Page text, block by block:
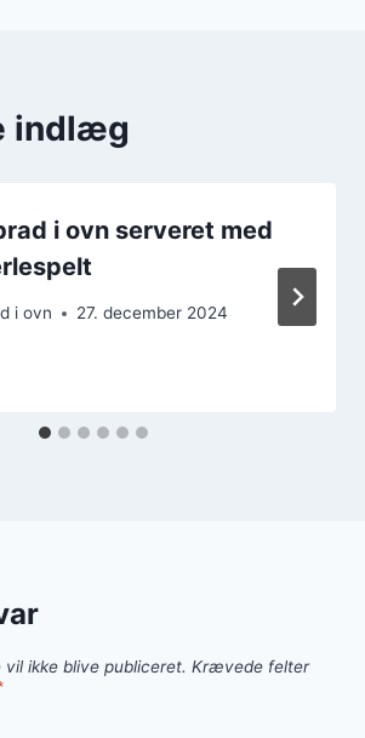
indlæg
i ovn serveret med
i ovn 27. december 2024
vil ikke blive publiceret. Krævede felter